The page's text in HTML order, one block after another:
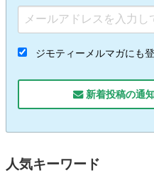
ジモティーメルマガにも
新着投稿の通
人気キーワード